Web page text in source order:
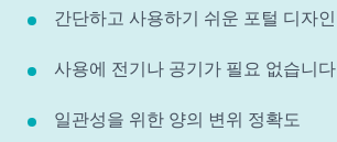
간단하고 사용하기 쉬운 포털 디자인
사용에 전기나 공기가 필요 없습니다
일관성을 위한 양의 변위 정확도